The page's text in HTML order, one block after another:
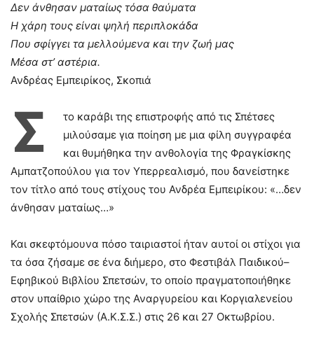
Δεν άνθησαν ματαίως τόσα θαύματα
Η χάρη τους είναι ψηλή περιπλοκάδα
Που σφίγγει τα μελλούμενα και την ζωή μας
Μέσα στ’ αστέρια.
Ανδρέας Εμπειρίκος, Σκοπιά
Σ
το καράβι της επιστροφής από τις Σπέτσες
μιλούσαμε για ποίηση με μια φίλη συγγραφέα
και θυμήθηκα την ανθολογία της Φραγκίσκης
Αμπατζοπούλου για τον Υπερρεαλισμό, που δανείστηκε
τον τίτλο από τους στίχους του Ανδρέα Εμπειρίκου: «…δεν
άνθησαν ματαίως…»
Και σκεφτόμουνα πόσο ταιριαστοί ήταν αυτοί οι στίχοι για
τα όσα ζήσαμε σε ένα διήμερο, στο Φεστιβάλ Παιδικού–
Εφηβικού Βιβλίου Σπετσών, το οποίο πραγματοποιήθηκε
στον υπαίθριο χώρο της Αναργυρείου και Κοργιαλενείου
Σχολής Σπετσών (Α.Κ.Σ.Σ.) στις 26 και 27 Οκτωβρίου.